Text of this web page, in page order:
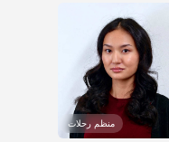
منظم رحلات